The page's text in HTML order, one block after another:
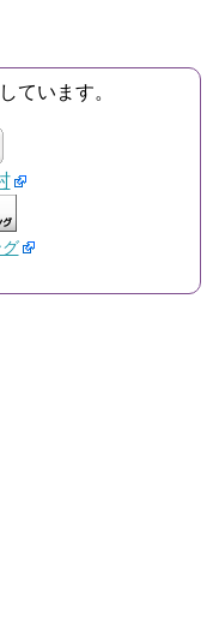
ています。